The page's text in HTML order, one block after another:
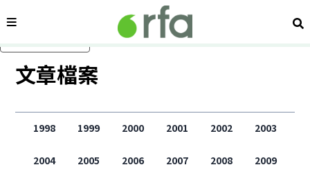
內容分類 搜
文章檔案
1998 1999 2000 2001 2002 2003
2004 2005 2006 2007 2008 2009